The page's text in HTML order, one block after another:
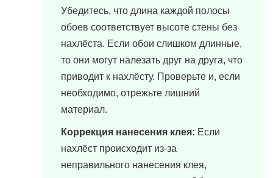
Убедитесь, что длина каждой полосы
обоев соответствует высоте стены без
нахлёста. Если обои слишком длинные,
то они могут налезать друг на друга, что
приводит к нахлёсту. Проверьте и, если
необходимо, отрежьте лишний
материал.
Коррекция нанесения клея: Если
нахлёст происходит из-за
неправильного нанесения клея,